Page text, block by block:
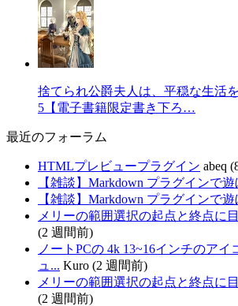
捨てられ公爵夫人は、平穏な生活
5【電子書籍限定書き下ろ…
最近のフォーラム
HTMLプレビュープラグイン abeq
【雑談】Markdown プラグインで遊
【雑談】Markdown プラグインで遊
メリーの範囲選択の起点と終点に
(2 週間前)
ノートPCの 4k 13~16インチのア
ュ... Kuro (2 週間前)
メリーの範囲選択の起点と終点に
(2 週間前)